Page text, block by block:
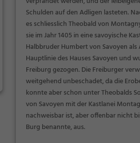
Schulden auf den Adligen lasteten.
es schliesslich Theobald von
sie im Jahr 1405 in eine savoyische
Halbbruder Humbert von Savoyen
Hauptlinie des Hauses Savoyen und
Freiburg gezogen. Die Freiburger
weitgehend unbeschadet, da die
konnte aber schon unter Theobalds
von Savoyen mit der Kastlanei
nachweisbar ist, aber offenbar nicht
Burg benannte, aus.